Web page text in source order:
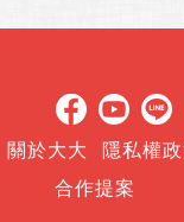
關於大大 隱私權
合作提案